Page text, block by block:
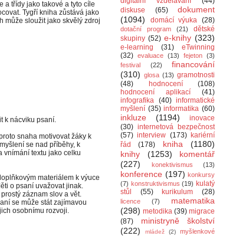
a třídy jako takové a tyto cíle
Tygří kniha zůstává jako
může sloužit jako skvělý zdroj
k nácviku psaní.
snaha motivovat žáky k
se nad příběhy, k
vnímání textu jako celku
materiálem k výuce
o psaní uvažovat jinak.
záznam slov a vět.
se může stát zajímavou
osobnímu rozvoji.
diskuse
(65)
dokument
(1094)
domácí výuka (28)
dotační program (21)
dětské
skupiny (52) e-knihy (323)
e-learning (31)
eTwinning
(32) evaluace (13) fejeton (3)
festival
(22)
financování
(310) glosa (13) gramotnosti
(48)
hodnocení
(108)
hodnocení aplikací
(41)
infografika (40) informatické
myšlení (35) informatika (60)
inkluze (1194)
inovace
(30) internetová bezpečnost
(57) interview (173) kariérní
řád
(178) kniha
(1180)
knihy
(1253)
komentář
(227)
konektivismus (13)
konference (197) konkursy
(7) konstruktivismus (19) kulatý
stůl
(55) kurikulum (28)
licence (7)
matematika
(298) metodika (39) migrace
(87)
ministryně školství
(222)
mládež (2)
myšlenkové